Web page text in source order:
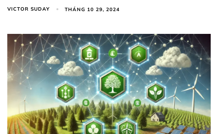
VICTOR SUDAY THÁNG 10 29, 2024